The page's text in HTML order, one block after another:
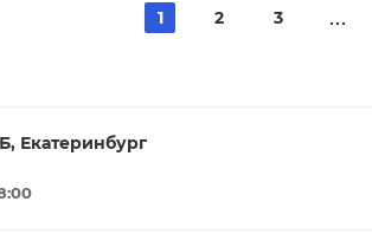
1 2 3
Екатеринбург